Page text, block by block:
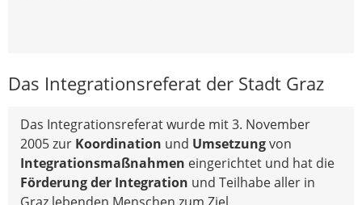
Das Integrationsreferat der Stadt Graz
Das Integrationsreferat wurde mit 3. November
2005 zur Koordination und Umsetzungvon
Integrationsmaßnahmen eingerichtet und hat die
Förderung der Integration und Teilhabe aller in
Graz lebenden Menschen zum Ziel.